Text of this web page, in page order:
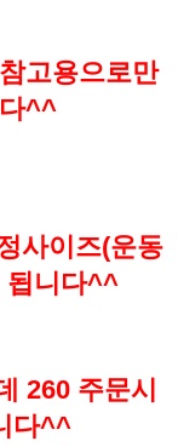
고용으로만
^^
사이즈(운동
됩니다^^
260 주문시
다^^